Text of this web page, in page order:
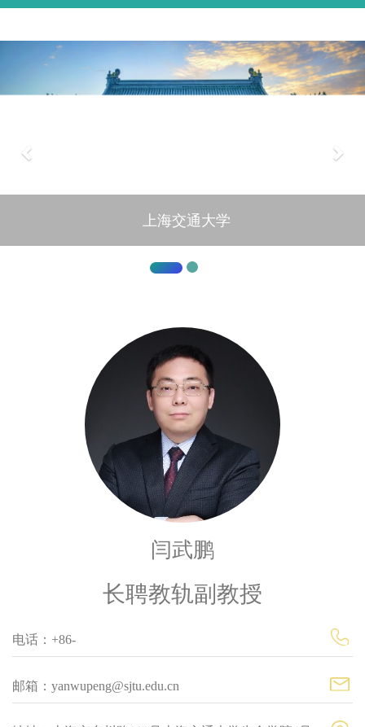
上海交通大学
闫武鹏
长聘教轨副教授
电话：+86-
邮箱：yanwupeng@sjtu.edu.cn